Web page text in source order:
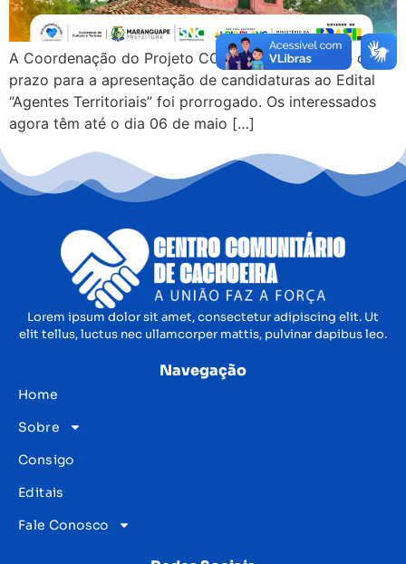
A Coordenação do Projeto CONSIGO informa que o
prazo para a apresentação de candidaturas ao Edital
“Agentes Territoriais” foi prorrogado. Os interessados
agora têm até o dia 06 de maio […]
Lorem ipsum dolor sit amet, consectetur adipiscing elit. Ut
elit tellus, luctus nec ullamcorper mattis, pulvinar dapibus leo.
Navegação
Home
Sobre
Consigo
Editais
Fale Conosco